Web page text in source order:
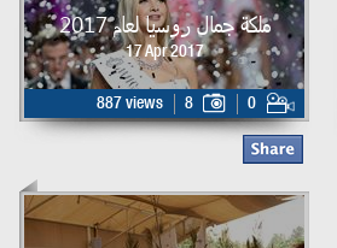
ملكة جمال روسيا لعام 2017
17 Apr 2017
887 views 8 0